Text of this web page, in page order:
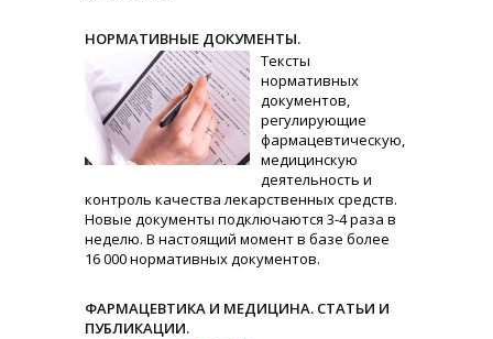
НОРМАТИВНЫЕ ДОКУМЕНТЫ.
Тексты
нормативных
документов,
регулирующие
фармацевтическую,
медицинскую
деятельность и
контроль качества лекарственных средств.
Новые документы подключаются 3-4 раза в
неделю. В настоящий момент в базе более
16 000 нормативных документов.
ФАРМАЦЕВТИКА И МЕДИЦИНА. СТАТЬИ И
ПУБЛИКАЦИИ.